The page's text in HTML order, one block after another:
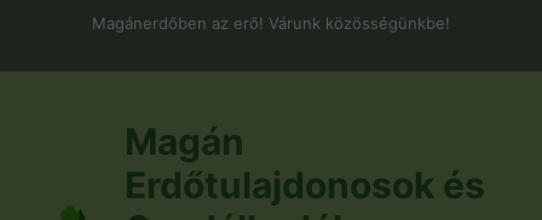
Magánerdőben az erő! Várunk közösségünkbe!
Magán
Erdőtulajdonosok és